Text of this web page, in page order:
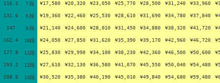
116.2 ７段 ¥17,580 ¥20,320 ¥23,050 ¥25,770 ¥28,500 ¥31,240 ¥33,960
131.6 ８段 ¥19,360 ¥22,460 ¥25,530 ¥28,610 ¥31,690 ¥34,780 ¥37,840
147 ９段 ¥21,140 ¥24,600 ¥28,010 ¥31,450 ¥34,880 ¥38,320 ¥41,720
162.4 10段 ¥24,050 ¥27,850 ¥31,620 ¥35,390 ¥39,170 ¥42,960 ¥46,720
177.8 11段 ¥25,830 ¥29,990 ¥34,100 ¥38,230 ¥42,360 ¥46,500 ¥50,600
193.2 12段 ¥27,610 ¥32,130 ¥36,580 ¥41,070 ¥45,550 ¥50,040 ¥54,480
208.6 13段 ¥30,520 ¥35,380 ¥40,190 ¥45,010 ¥49,840 ¥54,680 ¥59,480